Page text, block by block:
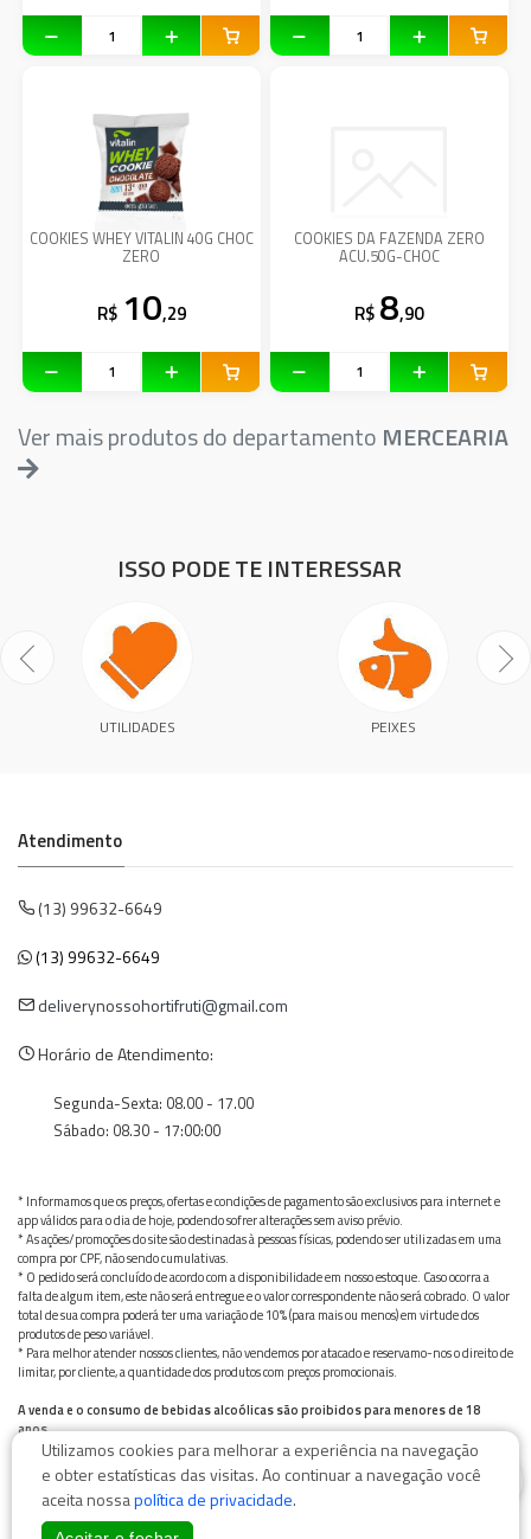
COOKIES WHEY VITALIN 40G CHOC
ZERO
R$ 10,29
COOKIES DA FAZENDA ZERO
ACU.50G-CHOC
R$ 8,90
Ver mais produtos do departamento MERCEARIA
ISSO PODE TE INTERESSAR
UTILIDADES PEIXES
Atendimento
(13) 99632-6649
(13) 99632-6649
deliverynossohortifruti@gmail.com
Horário de Atendimento:
Segunda-Sexta: 08.00 - 17.00
Sábado: 08.30 - 17:00:00
* Informamos que os preços, ofertas e condições de pagamento são exclusivos para internet e
app válidos para o dia de hoje, podendo sofrer alterações sem aviso prévio.
* As ações/promoções do site são destinadas à pessoas físicas, podendo ser utilizadas em uma
compra por CPF, não sendo cumulativas.
* O pedido será concluído de acordo com a disponibilidade em nosso estoque. Caso ocorra a
falta de algum item, este não será entregue e o valor correspondente não será cobrado. O valor
total de sua compra poderá ter uma variação de 10% (para mais ou menos) em virtude dos
produtos de peso variável.
* Para melhor atender nossos clientes, não vendemos por atacado e reservamo-nos o direito de
limitar, por cliente, a quantidade dos produtos com preços promocionais.
A venda e o consumo de bebidas alcoólicas são proibidos para menores de 18
anos.
Bebida alcoólica pode causar dependência química e, em excesso, provoca graves males à saúde.
Beba com moderação
Utilizamos cookies para melhorar a experiência na navegação
e obter estatísticas das visitas. Ao continuar a navegação você
aceita nossapolítica de privacidade.